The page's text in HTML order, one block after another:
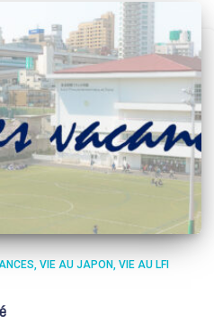
VIE AU JAPON VIE AU LFI